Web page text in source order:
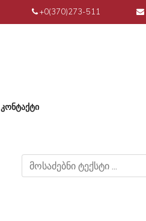
+0(370)273-511
კონტაქტი